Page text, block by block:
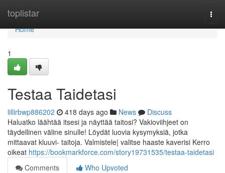
toplistar
Home
Home
1
Testaa Taidetasi
lillirbwp886202 418 days ago News
Discuss
Haluatko läähtää itsesi ja näyttää taitosi? Vakioviihjeet on
täydellinen väline sinulle! Löydät luovia kysymyksiä, jotka
mittaavat kluuvi- taitoja. Valmistele| valitse haaste kaverisi Kerro
oikeat https://bookmarkforce.com/story19731535/testaa-taidetasi
Comments
Who Upvoted